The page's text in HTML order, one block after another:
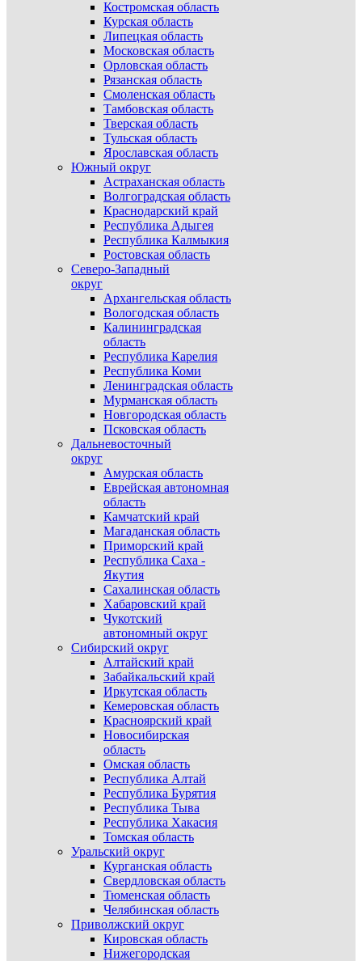
Костромская область
Курская область
Липецкая область
Московская область
Орловская область
Рязанская область
Смоленская область
Тамбовская область
Тверская область
Тульская область
Ярославская область
Южный округ
Астраханская область
Волгоградская область
Краснодарский край
Республика Адыгея
Республика Калмыкия
Ростовская область
Северо-Западный
округ
Архангельская область
Вологодская область
Калининградская
область
Республика Карелия
Республика Коми
Ленинградская область
Мурманская область
Новгородская область
Псковская область
Дальневосточный
округ
Амурская область
Еврейская автономная
область
Камчатский край
Магаданская область
Приморский край
Республика Саха -
Якутия
Сахалинская область
Хабаровский край
Чукотский
автономный округ
Сибирский округ
Алтайский край
Забайкальский край
Иркутская область
Кемеровская область
Красноярский край
Новосибирская
область
Омская область
Республика Алтай
Республика Бурятия
Республика Тыва
Республика Хакасия
Томская область
Уральский округ
Курганская область
Свердловская область
Тюменская область
Челябинская область
Приволжский округ
Кировская область
Нижегородская